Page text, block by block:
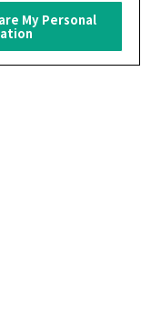
了後、各賞を決定い
My Personal